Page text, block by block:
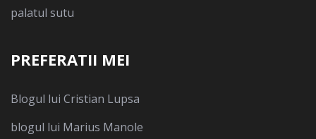
palatul sutu
PREFERATII MEI
Blogul lui Cristian Lupsa
blogul lui Marius Manole